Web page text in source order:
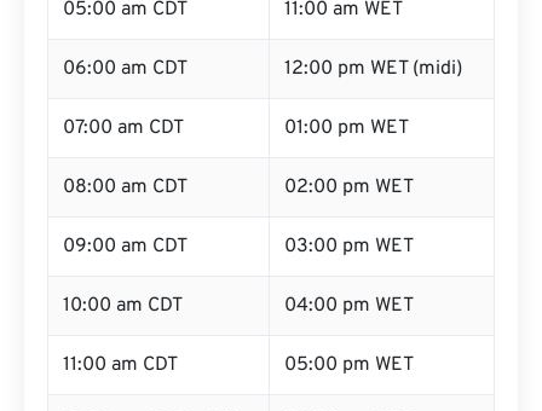
05:00 am CDT 11:00 am WET
06:00 am CDT 12:00 pm WET (midi)
07:00 am CDT 01:00 pm WET
08:00 am CDT 02:00 pm WET
09:00 am CDT 03:00 pm WET
10:00 am CDT 04:00 pm WET
11:00 am CDT 05:00 pm WET